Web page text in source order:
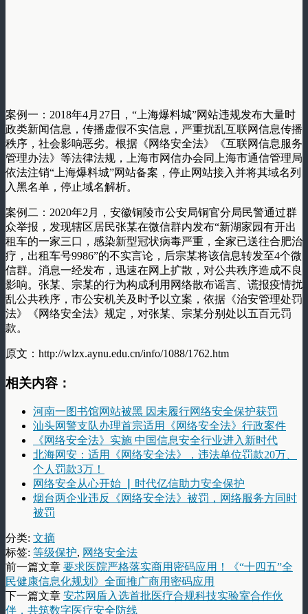
案例一：2018年4月27日，“上海爆料城”网站违规发布大量时
政类新闻信息，传播虚假不实信息，严重扰乱互联网信息传播
秩序，社会影响恶劣。根据《网络安全法》《互联网信息服务
管理办法》等法律法规，上海市网信办会同上海市通信管理局
依法注销“上海爆料城”网站备案，停止网站接入并将其域名列
入黑名单，停止域名解析。
案例二：2020年2月，安徽铜陵市公安局铜官分局民警通过群
众举报，发现辖区居民张某在微信群内发布“新湖家园有开出
租车的一家三口，感染新型冠状病毒严重，全家已送往合肥治
疗，出租车号9986”的不实言论，后宗某将该信息转发至4个微
信群。消息一经发布，迅速在网上扩散，对公共秩序造成不良
影响。张某、宗某的行为构成利用网络散布谣言、谎报疫情扰
乱公共秩序，市公安机关及时予以立案，依据《治安管理处罚
法》《网络安全法》规定，对张某、宗某分别处以五百元罚
款。
原文：http://wlzx.aynu.edu.cn/info/1088/1762.htm
相关内容：
河南一图书馆网站被黑 因未履行网络安全保护获罚
汕头网警支队办理首宗适用《网络安全法》行政案件
《网络安全法》实施 中国信息安全行业进入新时代
北海网安：适用《网络安全法》，违法单位罚款20万、
个人罚款3万！
网络安全从心开始 ▏时代亿信助力安全保护
烟台两企业违反《网络安全法》被罚，网络服务方同时
被罚
分类: 文摘
标签: 等级保护, 网络安全法
前一篇文章 要求医院严格落实商用密码应用！《“十四五”全
民健康信息化规划》全面推广商用密码应用
下一篇文章 安芯网盾入选首批医疗合规科技实验室合作伙
伴，共筑数字医疗安全防线